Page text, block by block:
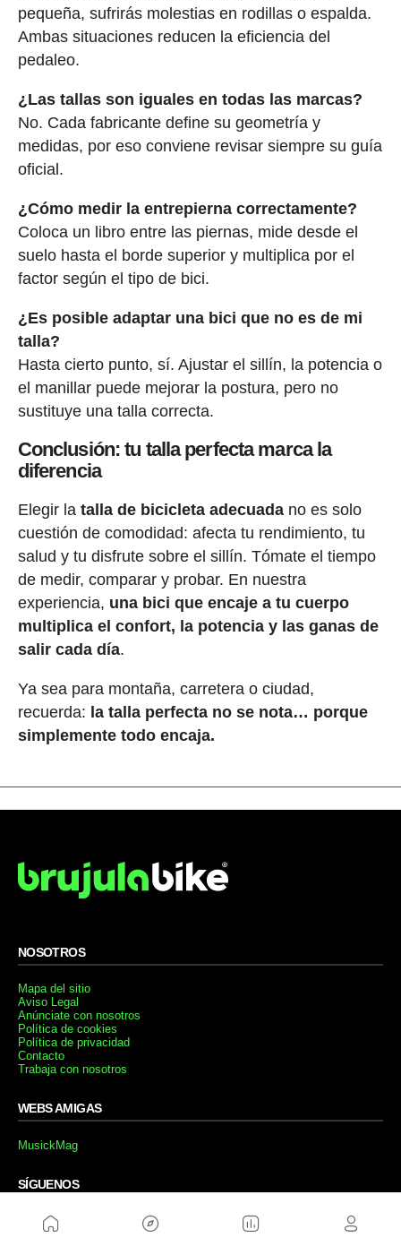
pequeña, sufrirás molestias en rodillas o espalda.
Ambas situaciones reducen la eficiencia del
pedaleo.
¿Las tallas son iguales en todas las marcas?
No. Cada fabricante define su geometría y
medidas, por eso conviene revisar siempre su guía
oficial.
¿Cómo medir la entrepierna correctamente?
Coloca un libro entre las piernas, mide desde el
suelo hasta el borde superior y multiplica por el
factor según el tipo de bici.
¿Es posible adaptar una bici que no es de mi
talla?
Hasta cierto punto, sí. Ajustar el sillín, la potencia o
el manillar puede mejorar la postura, pero no
sustituye una talla correcta.
Conclusión: tu talla perfecta marca la
diferencia
Elegir la talla de bicicleta adecuadano es solo
cuestión de comodidad: afecta tu rendimiento, tu
salud y tu disfrute sobre el sillín. Tómate el tiempo
de medir, comparar y probar. En nuestra
experiencia, una bici que encaje a tu cuerpo
multiplica el confort, la potencia y las ganas de
salir cada día.
Ya sea para montaña, carretera o ciudad,
recuerda: la talla perfecta no se nota… porque
simplemente todo encaja.
NOSOTROS
Mapa del sitio
Aviso Legal
Anúnciate con nosotros
Política de cookies
Política de privacidad
Contacto
Trabaja con nosotros
WEBS AMIGAS
MusickMag
SÍGUENOS
Suscríbete a nuestro newsletter